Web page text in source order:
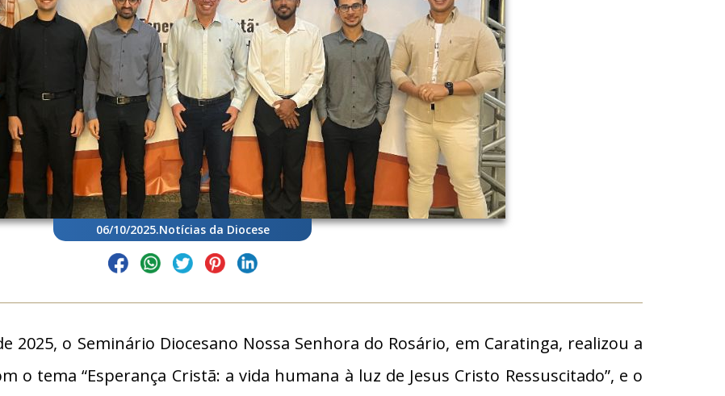
06/10/2025.Notícias da Diocese
2025, o Seminário Diocesano Nossa Senhora do Rosário, em Caratinga, realizou a
o tema “Esperança Cristã: a vida humana à luz de Jesus Cristo Ressuscitado”, e o